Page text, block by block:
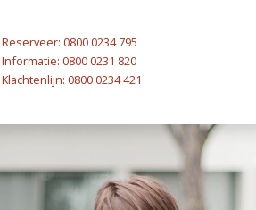
Reserveer: 0800 0234 795
Informatie: 0800 0231 820
Klachtenlijn: 0800 0234 421